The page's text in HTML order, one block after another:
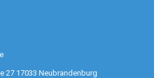
27 17033 Neubrandenburg